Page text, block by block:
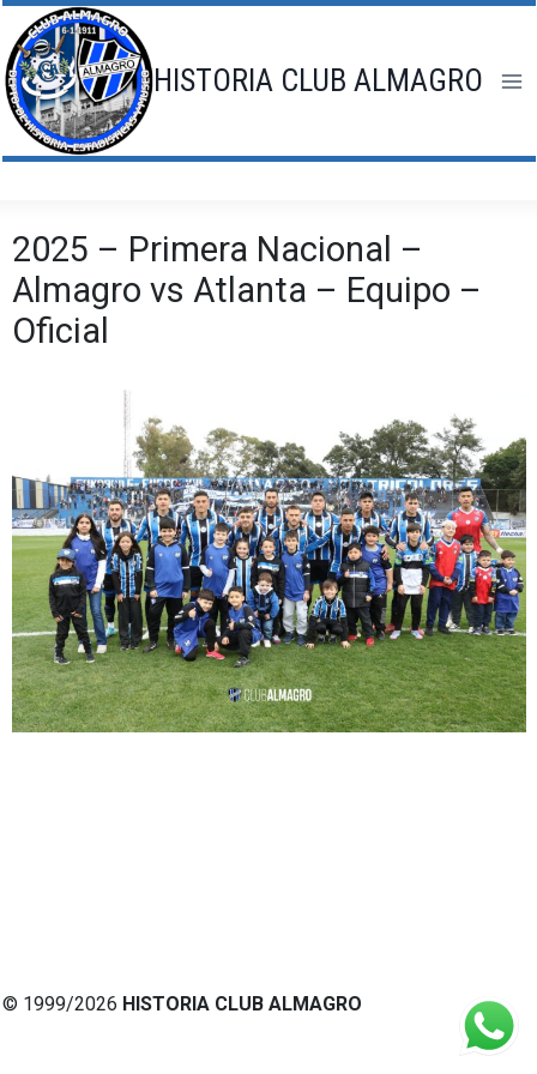
Saltar
al
contenido
HISTORIA CLUB ALMAGRO
2025 – Primera Nacional –
Almagro vs Atlanta – Equipo –
Oficial
© 1999/2026 HISTORIA CLUB ALMAGRO